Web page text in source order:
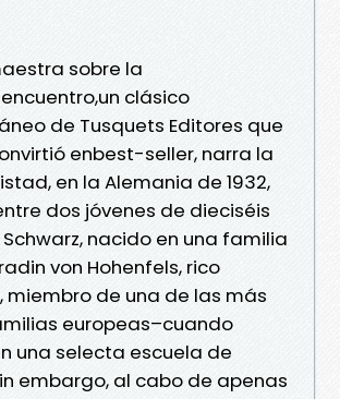
sobre la
clásico
de Tusquets Editores que
enbest-seller, narra la
en la Alemania de 1932,
dos jóvenes de dieciséis
nacido en una familia
von Hohenfels, rico
de una de las más
europeas–cuando
una selecta escuela de
embargo, al cabo de apenas